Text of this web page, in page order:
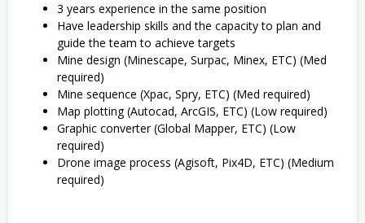
3 years experience in the same position
Have leadership skills and the capacity to plan and
guide the team to achieve targets
Mine design (Minescape, Surpac, Minex, ETC) (Med
required)
Mine sequence (Xpac, Spry, ETC) (Med required)
Map plotting (Autocad, ArcGIS, ETC) (Low required)
Graphic converter (Global Mapper, ETC) (Low
required)
Drone image process (Agisoft, Pix4D, ETC) (Medium
required)